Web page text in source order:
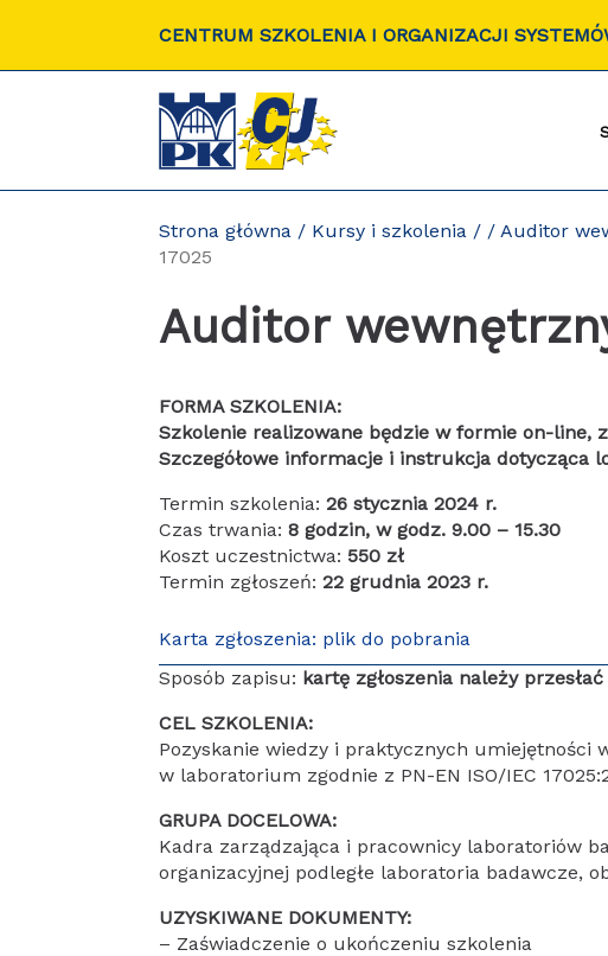
CENTRUM SZKOLENIA I ORGANIZACJI
Strona główna / Kursy i szkolenia / /Auditor
17025
Auditor
FORMA SZKOLENIA:
Szkolenie realizowane będzie w formie on-line,
Szczegółowe informacje i instrukcja dotycząca
Termin szkolenia:26 stycznia 2024 r.
Czas trwania:8 godzin, w godz. 9.00 – 15.30
Koszt uczestnictwa: 550 zł
Termin zgłoszeń:22 grudnia 2023 r.
Karta zgłoszenia: plik do pobrania
Sposób zapisu: kartę zgłoszenia należy
CEL SZKOLENIA:
Pozyskanie wiedzy i praktycznych umiejętności
w laboratorium zgodnie z PN-EN ISO/IEC
GRUPA DOCELOWA:
Kadra zarządzająca i pracownicy laboratoriów
organizacyjnej podległe laboratoria badawcze,
UZYSKIWANE DOKUMENTY:
– Zaświadczenie o ukończeniu szkolenia